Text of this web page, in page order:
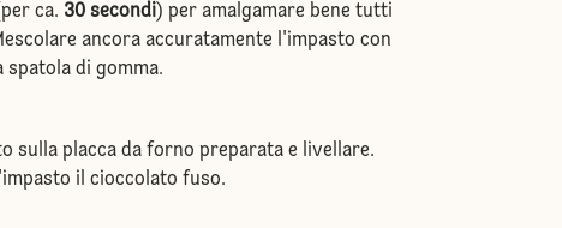
ca. 30 secondi) per amalgamare bene tutti
ancora accuratamente l'impasto con
spatola di gomma.
sulla placca da forno preparata e livellare.
il cioccolato fuso.